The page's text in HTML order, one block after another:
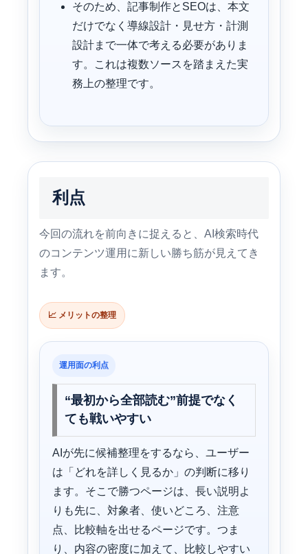
そのため、記事制作とSEOは、本文
だけでなく導線設計・見せ方・計測
設計まで一体で考える必要がありま
す。これは複数ソースを踏まえた実
務上の整理です。
利点
今回の流れを前向きに捉えると、AI検索時代
のコンテンツ運用に新しい勝ち筋が見えてき
ます。
📈 メリットの整理
運用面の利点
“最初から全部読む”前提でなく
ても戦いやすい
AIが先に候補整理をするなら、ユーザー
は「どれを詳しく見るか」の判断に移り
ます。そこで勝つページは、長い説明よ
りも先に、対象者、使いどころ、注意
点、比較軸を出せるページです。つま
り、内容の密度に加えて、比較しやすい